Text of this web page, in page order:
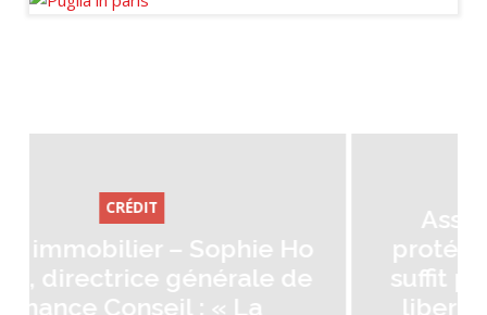
Assurance emprunteur :
protéger les emprunteurs ne
suffit plus, il faut garantir leur
liberté de choix - Par Côme